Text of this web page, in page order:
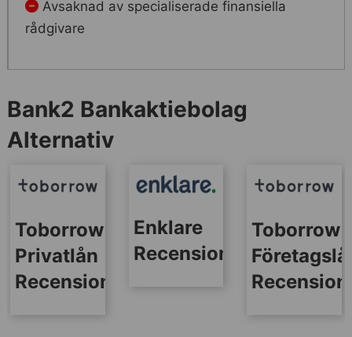
Avsaknad av specialiserade finansiella
rådgivare
Bank2 Bankaktiebolag
Alternativ
Toborrow
Privatlån
Recension
Enklare
Recensionen
Toborrow
Recension